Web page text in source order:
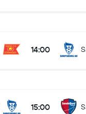
14:00
15:00